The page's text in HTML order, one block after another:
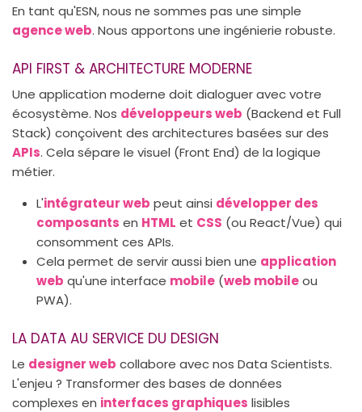
En tant qu'ESN, nous ne sommes pas une simple
agence web. Nous apportons une ingénierie robuste.
API FIRST & ARCHITECTURE MODERNE
Une application moderne doit dialoguer avec votre
écosystème. Nos développeurs web (Backend et Full
Stack) conçoivent des architectures basées sur des
APIs. Cela sépare le visuel (Front End) de la logique
métier.
L'intégrateur web peut ainsi développer des
composants en HTML et CSS (ou React/Vue) qui
consomment ces APIs.
Cela permet de servir aussi bien une application
web qu'une interface mobile (web mobileou
PWA).
LA DATA AU SERVICE DU DESIGN
Le designer web collabore avec nos Data Scientists.
L'enjeu ? Transformer des bases de données
complexes en interfaces graphiques lisibles